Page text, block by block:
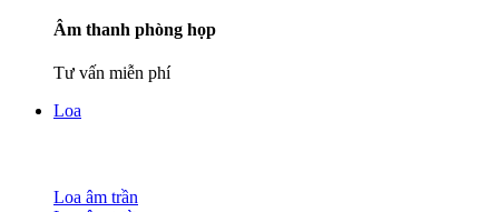
Âm thanh phòng họp
Tư vấn miễn phí
Loa
Loa âm trần